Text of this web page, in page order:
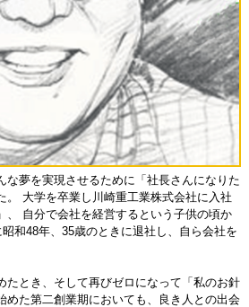
な夢を実現させるために「社長さんになりた
。 大学を卒業し川崎重工業株式会社に入社
、 自分で会社を経営するという子供の頃か
昭和48年、35歳のときに退社し、自ら会社を
たとき、そして再びゼロになって「私のお針
めた第二創業期においても、良き人との出会